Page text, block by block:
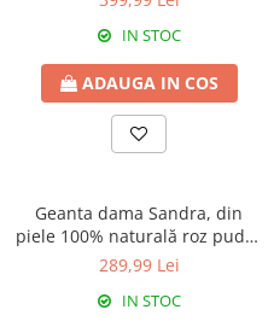
IN STOC
ADAUGA IN COS
Geanta dama Sandra, din
piele 100% naturală roz pudra
8174
289,99 Lei
IN STOC